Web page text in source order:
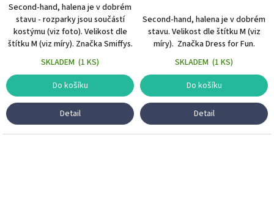
Second-hand, halena je v dobrém
stavu - rozparky jsou součástí
kostýmu (viz foto). Velikost dle
štítku M (viz míry). Značka Smiffys.
SKLADEM (1 KS)
Do košíku
Detail
Second-hand, halena je v dobrém
stavu. Velikost dle štítku M (viz
míry). Značka Dress for Fun.
SKLADEM (1 KS)
Do košíku
Detail